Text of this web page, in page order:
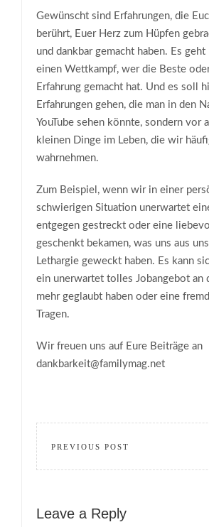
Gewünscht sind Erfahrungen, die
berührt, Euer Herz zum Hüpfen
und dankbar gemacht haben. Es
einen Wettkampf, wer die Beste
Erfahrung gemacht hat. Und es soll
Erfahrungen gehen, die man in den
YouTube sehen könnte, sondern vor
kleinen Dinge im Leben, die wir
wahrnehmen.
Zum Beispiel, wenn wir in einer
schwierigen Situation unerwartet
entgegen gestreckt oder eine
geschenkt bekamen, was uns aus
Lethargie geweckt haben. Es kann
ein unerwartet tolles Jobangebot an
mehr geglaubt haben oder eine
Tragen.
Wir freuen uns auf Eure Beiträge an
dankbarkeit@familymag.net
PREVIOUS POST
Leave a Reply